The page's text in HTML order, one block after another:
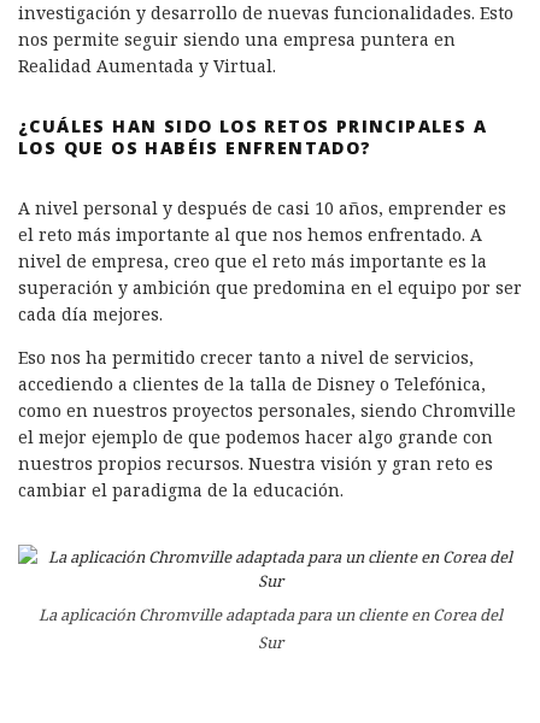
investigación y desarrollo de nuevas funcionalidades. Esto
nos permite seguir siendo una empresa puntera en
Realidad Aumentada y Virtual.
¿CUÁLES HAN SIDO LOS RETOS PRINCIPALES A
LOS QUE OS HABÉIS ENFRENTADO?
A nivel personal y después de casi 10 años, emprender es
el reto más importante al que nos hemos enfrentado. A
nivel de empresa, creo que el reto más importante es la
superación y ambición que predomina en el equipo por ser
cada día mejores.
Eso nos ha permitido crecer tanto a nivel de servicios,
accediendo a clientes de la talla de Disney o Telefónica,
como en nuestros proyectos personales, siendo Chromville
el mejor ejemplo de que podemos hacer algo grande con
nuestros propios recursos. Nuestra visión y gran reto es
cambiar el paradigma de la educación.
La aplicación Chromville adaptada para un cliente en Corea del
Sur